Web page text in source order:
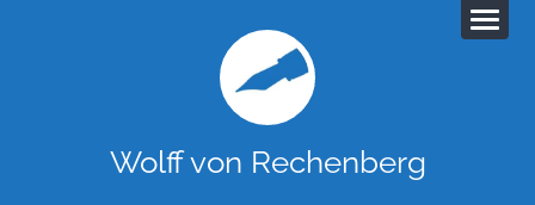
Wolff von Rechenberg